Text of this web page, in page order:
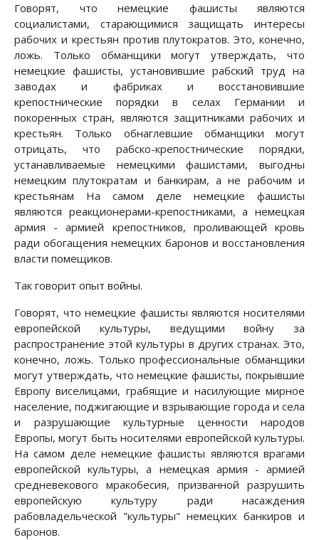
Говорят, что немецкие фашисты являются
социалистами, старающимися защищать интересы
рабочих и крестьян против плутократов. Это, конечно,
ложь. Только обманщики могут утверждать, что
немецкие фашисты, установившие рабский труд на
заводах и фабриках и восстановившие
крепостнические порядки в селах Германии и
покоренных стран, являются защитниками рабочих и
крестьян. Только обнаглевшие обманщики могут
отрицать, что рабско-крепостнические порядки,
устанавливаемые немецкими фашистами, выгодны
немецким плутократам и банкирам, а не рабочим и
крестьянам На самом деле немецкие фашисты
являются реакционерами-крепостниками, а немецкая
армия - армией крепостников, проливающей кровь
ради обогащения немецких баронов и восстановления
власти помещиков.
Так говорит опыт войны.
Говорят, что немецкие фашисты являются носителями
европейской культуры, ведущими войну за
распространение этой культуры в других странах. Это,
конечно, ложь. Только профессиональные обманщики
могут утверждать, что немецкие фашисты, покрывшие
Европу виселицами, грабящие и насилующие мирное
население, поджигающие и взрывающие города и села
и разрушающие культурные ценности народов
Европы, могут быть носителями европейской культуры.
На самом деле немецкие фашисты являются врагами
европейской культуры, а немецкая армия - армией
средневекового мракобесия, призванной разрушить
европейскую культуру ради насаждения
рабовладельческой "культуры" немецких банкиров и
баронов.